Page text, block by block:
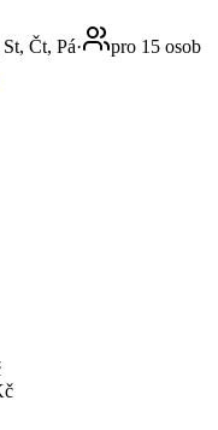
Čt, Pá·
pro 15 osob